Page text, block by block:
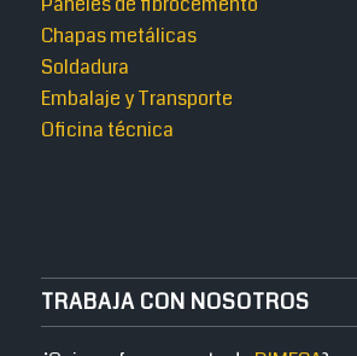
Chapas metálicas
Soldadura
Embalaje y Transporte
Oficina técnica
TRABAJA CON NOSOTROS